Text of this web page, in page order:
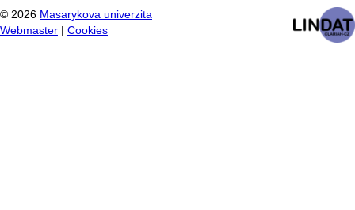
© 2026 Masarykova univerzita
Webmaster
Cookies